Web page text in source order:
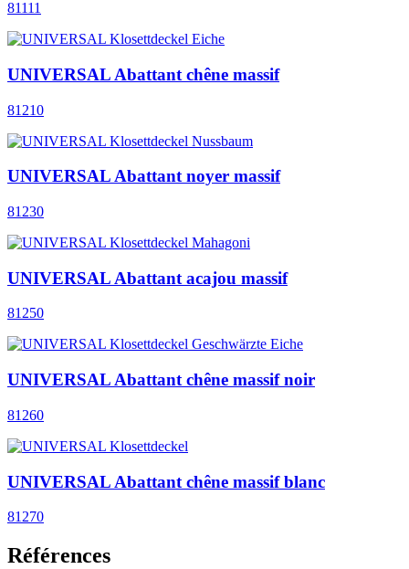
81111
UNIVERSAL Abattant chêne massif
81210
UNIVERSAL Abattant noyer massif
81230
UNIVERSAL Abattant acajou massif
81250
UNIVERSAL Abattant chêne massif noir
81260
UNIVERSAL Abattant chêne massif blanc
81270
Références